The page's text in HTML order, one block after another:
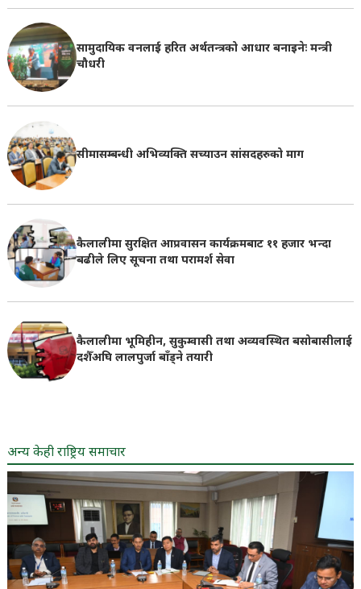
सामुदायिक वनलाई हरित अर्थतन्त्रको आधार बनाइनेः मन्त्री
चौधरी
सीमासम्बन्धी अभिव्यक्ति सच्याउन सांसदहरुको माग
कैलालीमा सुरक्षित आप्रवासन कार्यक्रमबाट ११ हजार भन्दा
बढीले लिए सूचना तथा परामर्श सेवा
कैलालीमा भूमिहीन, सुकुम्वासी तथा अव्यवस्थित बसोबासीलाई
दशैँअघि लालपुर्जा बाँड्ने तयारी
अन्य केही राष्ट्रिय समाचार